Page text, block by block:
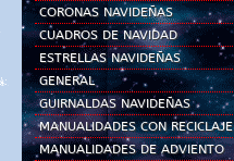
CORONAS NAVIDEÑAS
CUADROS DE NAVIDAD
ESTRELLAS NAVIDEÑAS
GENERAL
GUIRNALDAS NAVIDEÑAS
MANUALIDADES CON RECICLAJE
MANUALIDADES DE ADVIENTO